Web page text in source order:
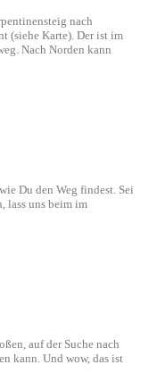
nach
(siehe Karte). Der ist im
Nach Norden kann
Du den Weg findest. Sei
lass uns beim im
auf der Suche nach
kann. Und wow, das ist